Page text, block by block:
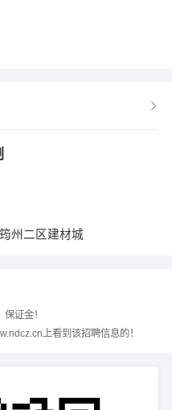
州二区建材城
证金！
上看到该招聘信息的！